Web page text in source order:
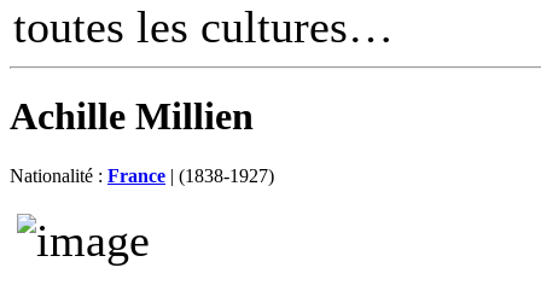
toutes les cultures
Achille Millien
Nationalité : France | (1838-1927)